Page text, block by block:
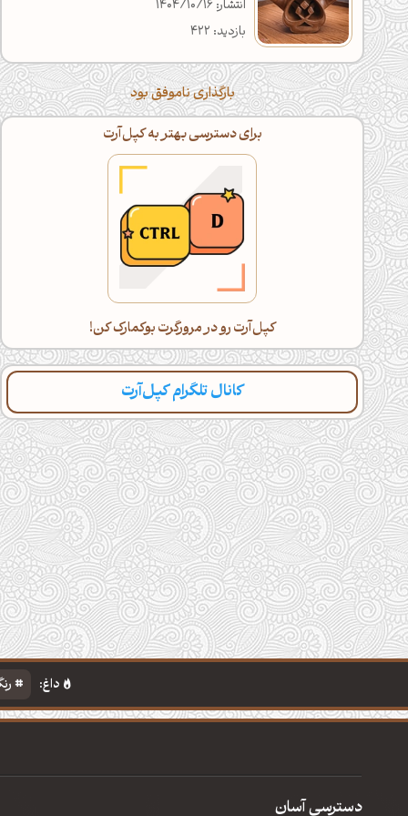
انتشار: 1404/10/16
بازدید: 422
بارگذاری ناموفق بود
برای دسترسی بهتر به کپل‌آرت
کپل‌آرت رو در مرورگرت بوکمارک کن!
کانال تلگرام کپل‌آرت
داغ:
دسترسی آسان